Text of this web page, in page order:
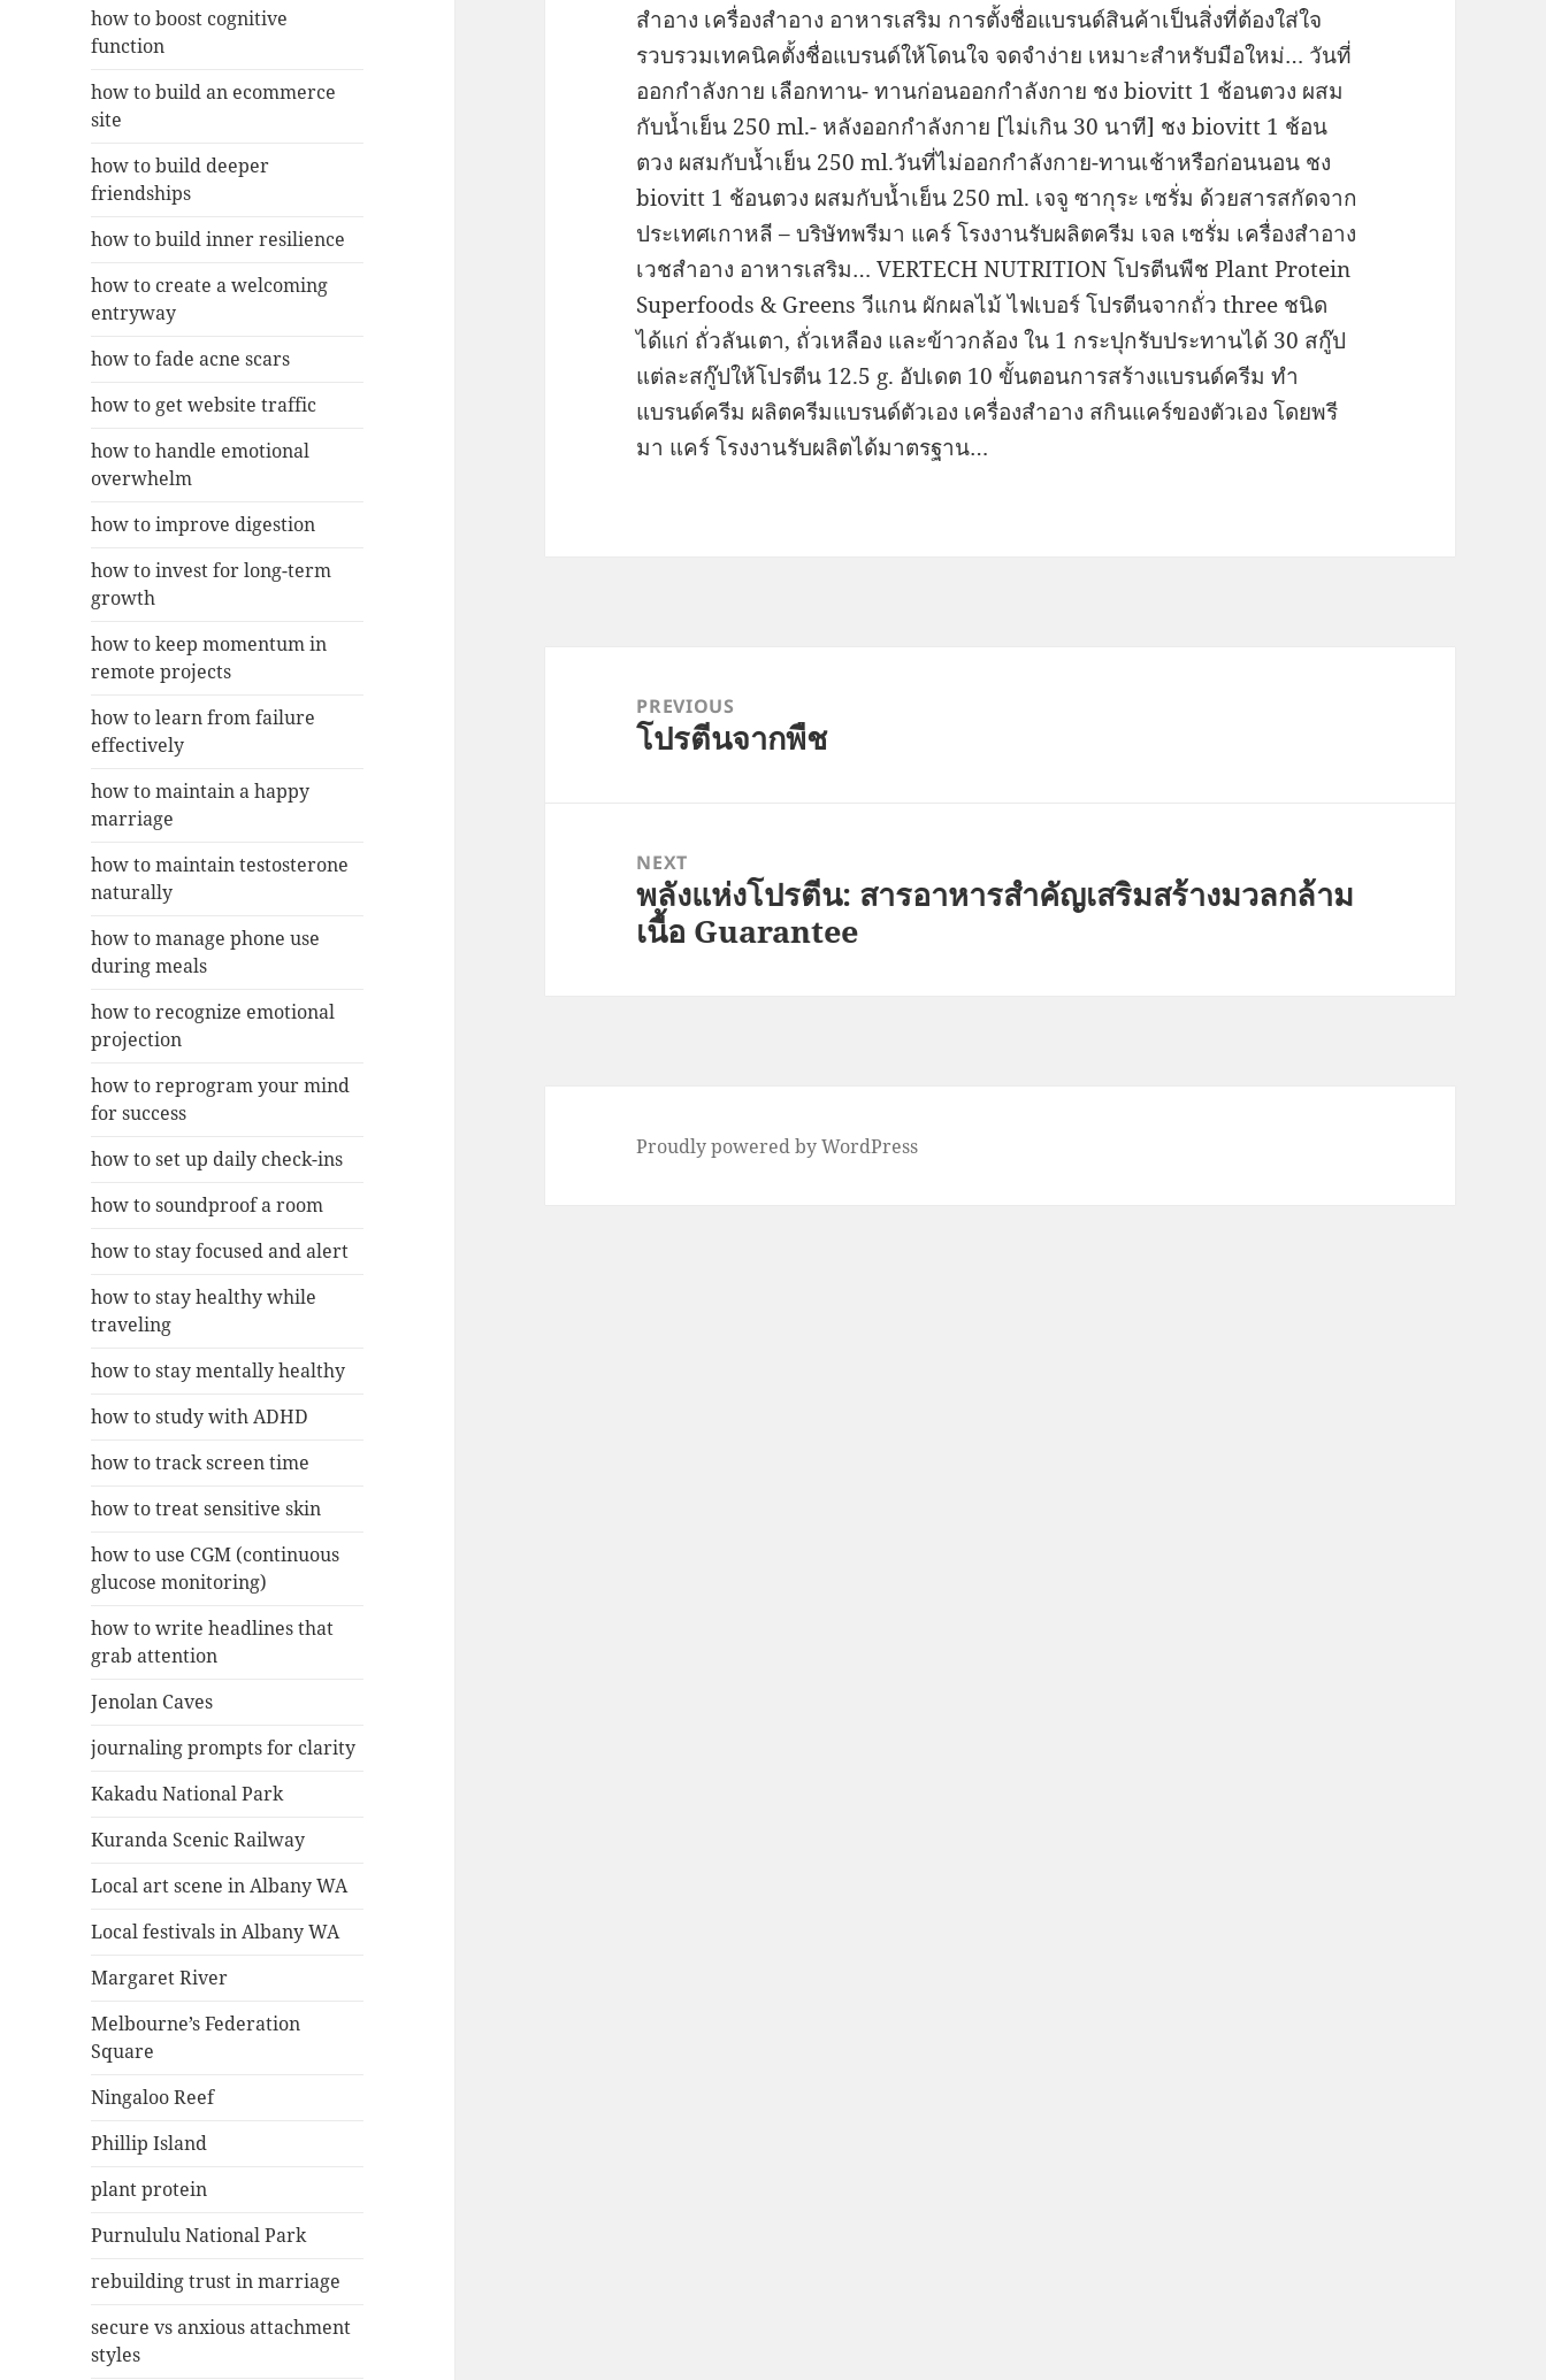
how to boost cognitive
function
how to build an ecommerce
site
how to build deeper
friendships
how to build inner resilience
how to create a welcoming
entryway
how to fade acne scars
how to get website traffic
how to handle emotional
overwhelm
how to improve digestion
how to invest for long-term
growth
how to keep momentum in
remote projects
how to learn from failure
effectively
how to maintain a happy
marriage
how to maintain testosterone
naturally
how to manage phone use
during meals
how to recognize emotional
projection
how to reprogram your mind
for success
how to set up daily check-ins
how to soundproof a room
how to stay focused and alert
how to stay healthy while
traveling
how to stay mentally healthy
how to study with ADHD
how to track screen time
how to treat sensitive skin
how to use CGM (continuous
glucose monitoring)
how to write headlines that
grab attention
Jenolan Caves
journaling prompts for clarity
Kakadu National Park
Kuranda Scenic Railway
Local art scene in Albany WA
Local festivals in Albany WA
Margaret River
Melbourne’s Federation
Square
Ningaloo Reef
Phillip Island
plant protein
Purnululu National Park
rebuilding trust in marriage
secure vs anxious attachment
styles
สำอาง เครื่องสำอาง อาหารเสริม การตั้งชื่อแบรนด์สินค้าเป็นสิ่งที่ต้องใส่ใจ
รวบรวมเทคนิคตั้งชื่อแบรนด์ให้โดนใจ จดจำง่าย เหมาะสำหรับมือใหม่… วันที่
ออกกำลังกาย เลือกทาน- ทานก่อนออกกำลังกาย ชง biovitt 1 ช้อนตวง ผสม
กับน้ำเย็น 250 ml.- หลังออกกำลังกาย [ไม่เกิน 30 นาที] ชง biovitt 1 ช้อน
ตวง ผสมกับน้ำเย็น 250 ml.วันที่ไม่ออกกำลังกาย-ทานเช้าหรือก่อนนอน ชง
biovitt 1 ช้อนตวง ผสมกับน้ำเย็น 250 ml. เจจู ซากุระ เซรั่ม ด้วยสารสกัดจาก
ประเทศเกาหลี – บริษัทพรีมา แคร์ โรงงานรับผลิตครีม เจล เซรั่ม เครื่องสำอาง
เวชสำอาง อาหารเสริม… VERTECH NUTRITION โปรตีนพืช Plant Protein
Superfoods & Greens วีแกน ผักผลไม้ ไฟเบอร์ โปรตีนจากถั่ว three ชนิด
ได้แก่ ถั่วลันเตา, ถั่วเหลือง และข้าวกล้อง ใน 1 กระปุกรับประทานได้ 30 สกู๊ป
แต่ละสกู๊ปให้โปรตีน 12.5 g. อัปเดต 10 ขั้นตอนการสร้างแบรนด์ครีม ทำ
แบรนด์ครีม ผลิตครีมแบรนด์ตัวเอง เครื่องสำอาง สกินแคร์ของตัวเอง โดยพรี
มา แคร์ โรงงานรับผลิตได้มาตรฐาน…
navigationPREVIOUS
Previous
โปรตีนจากพืช
NEXT
Next
post:
พลังแห่งโปรตีน: สารอาหารสำคัญเสริมสร้างมวลกล้าม
เนื้อ Guarantee
Proudly powered by WordPress